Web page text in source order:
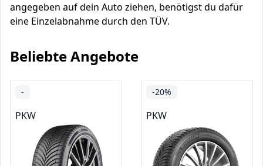
angegeben auf dein Auto ziehen, benötigst du dafür
eine Einzelabnahme durch den TÜV.
Beliebte Angebote
-
PKW
-20%
PKW